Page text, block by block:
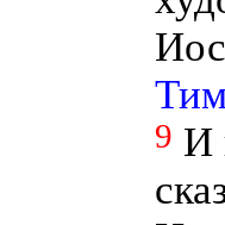
9 И